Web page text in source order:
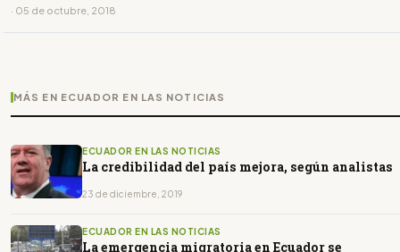
· 05 de octubre, 2018
MÁS EN ECUADOR EN LAS NOTICIAS
ECUADOR EN LAS NOTICIAS
La credibilidad del país mejora, según analistas
23 de diciembre, 2019
ECUADOR EN LAS NOTICIAS
La emergencia migratoria en Ecuador se